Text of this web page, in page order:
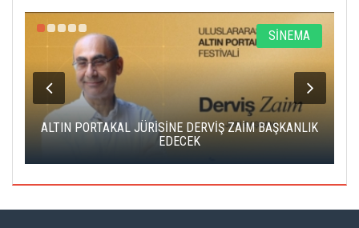
SİNEMA
ALTIN PORTAKAL JÜRİSİNE DERVİŞ ZAİM BAŞKANLIK
EDECEK